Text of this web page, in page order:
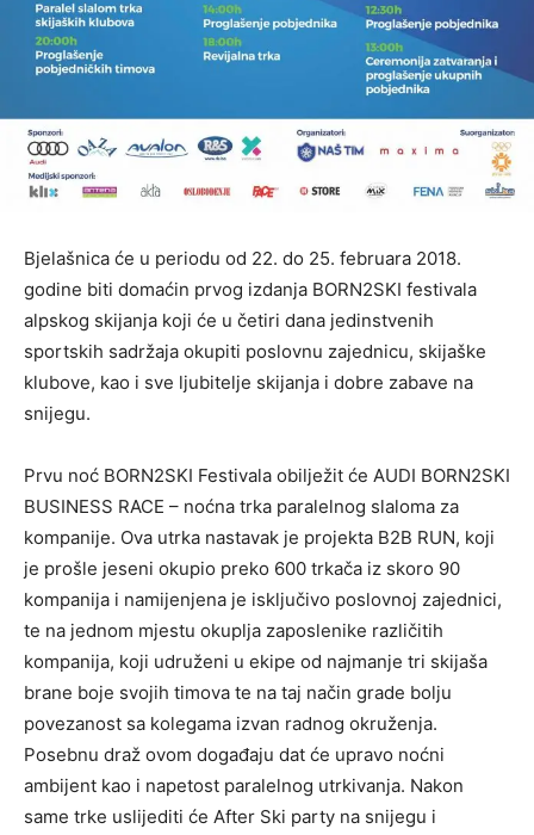
Bjelašnica će u periodu od 22. do 25. februara 2018.
godine biti domaćin prvog izdanja BORN2SKI festivala
alpskog skijanja koji će u četiri dana jedinstvenih
sportskih sadržaja okupiti poslovnu zajednicu, skijaške
klubove, kao i sve ljubitelje skijanja i dobre zabave na
snijegu.
Prvu noć BORN2SKI Festivala obilježit će AUDI BORN2SKI
BUSINESS RACE – noćna trka paralelnog slaloma za
kompanije. Ova utrka nastavak je projekta B2B RUN, koji
je prošle jeseni okupio preko 600 trkača iz skoro 90
kompanija i namijenjena je isključivo poslovnoj zajednici,
te na jednom mjestu okuplja zaposlenike različitih
kompanija, koji udruženi u ekipe od najmanje tri skijaša
brane boje svojih timova te na taj način grade bolju
povezanost sa kolegama izvan radnog okruženja.
Posebnu draž ovom događaju dat će upravo noćni
ambijent kao i napetost paralelnog utrkivanja. Nakon
same trke uslijediti će After Ski party na snijegu i